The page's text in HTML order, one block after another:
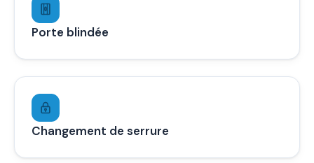
Porte blindée
Changement de serrure